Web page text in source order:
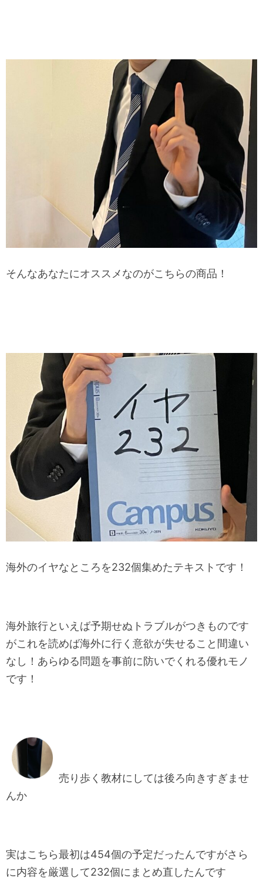
そんなあなたにオススメなのがこちらの商品！
海外のイヤなところを232個集めたテキストです！
海外旅行といえば予期せぬトラブルがつきものです
がこれを読めば海外に行く意欲が失せること間違い
なし！あらゆる問題を事前に防いでくれる優れモノ
です！
売り歩く教材にしては後ろ向きすぎませ
んか
実はこちら最初は454個の予定だったんですがさら
に内容を厳選して232個にまとめ直したんです